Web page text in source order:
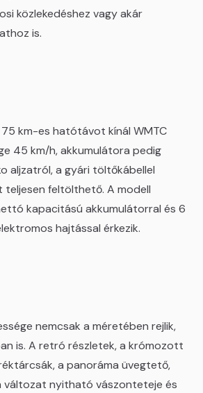
közlekedéshez vagy akár
is.
km-es hatótávot kínál WMTC
45 km/h, akkumulátora pedig
aljzatról, a gyári töltőkábellel
feltölthető. A modell
kapacitású akkumulátorral és 6
hajtással érkezik.
nemcsak a méretében rejlik,
is. A retró részletek, a krómozott
a panoráma üvegtető,
változat nyitható vászonteteje és